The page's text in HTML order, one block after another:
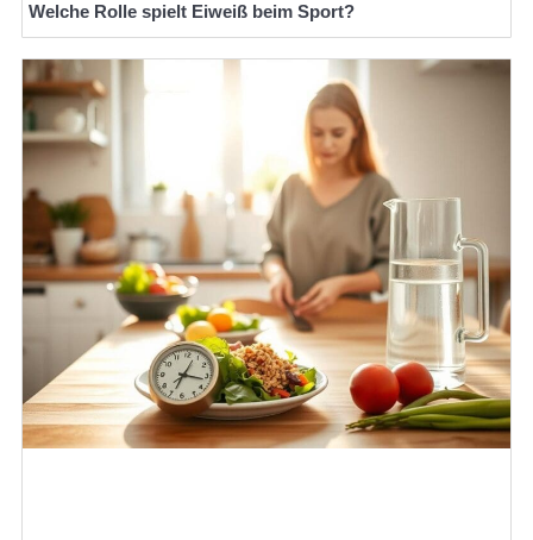
Welche Rolle spielt Eiweiß beim Sport?